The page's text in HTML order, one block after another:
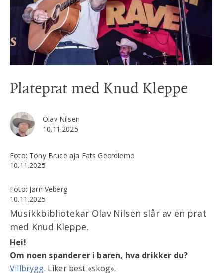
Plateprat med Knud Kleppe
Olav Nilsen
10.11.2025
Foto: Tony Bruce aja Fats Geordiemo
10.11.2025
Foto: Jørn Veberg
10.11.2025
Musikkbibliotekar Olav Nilsen slår av en prat
med Knud Kleppe.
Hei!
Om noen spanderer i baren, hva drikker du?
Villbrygg. Liker best «skog».